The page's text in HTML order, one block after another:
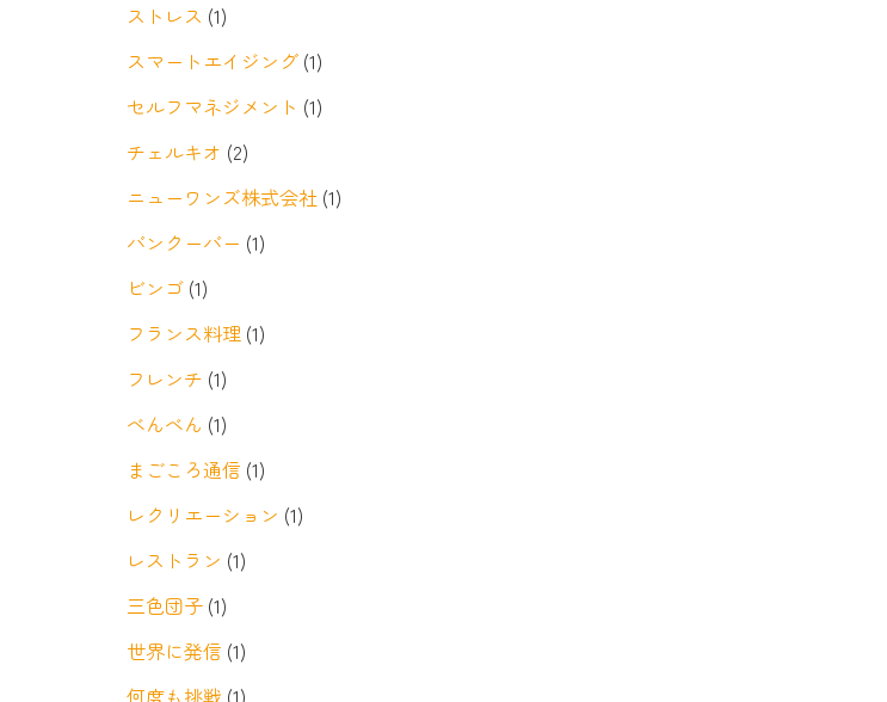
ストレス (1)
スマートエイジング(1)
セルフマネジメント (1)
チェルキオ (2)
ニューワンズ株式会社 (1)
バンクーバー (1)
ビンゴ(1)
フランス料理(1)
フレンチ (1)
べんべん (1)
まごころ通信 (1)
レクリエーション (1)
レストラン (1)
三色団子(1)
世界に発信 (1)
何度も挑戦 (1)